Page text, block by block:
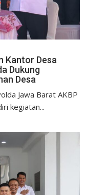
Kantor Desa
Dukung
Desa
Jawa Barat AKBP
kegiatan...